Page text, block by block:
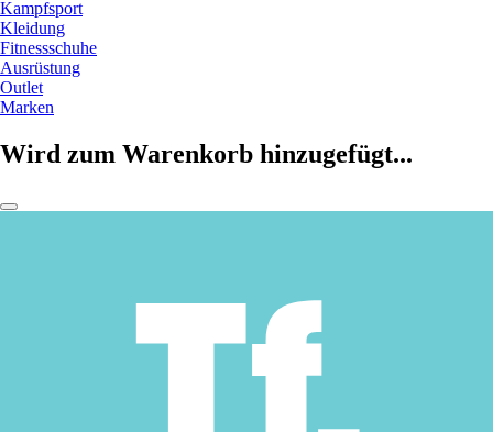
Kampfsport
Kleidung
Fitnessschuhe
Ausrüstung
Outlet
Marken
Wird zum Warenkorb hinzugefügt...